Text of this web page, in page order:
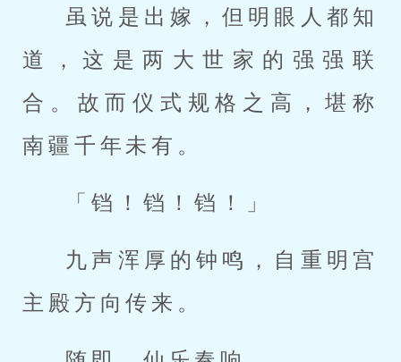
虽说是出嫁，但明眼人都知
道，这是两大世家的强强联
合。故而仪式规格之高，堪称
南疆千年未有。
「铛！铛！铛！」
九声浑厚的钟鸣，自重明宫
主殿方向传来。